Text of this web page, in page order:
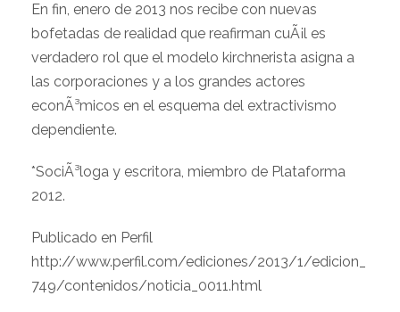
En fin, enero de 2013 nos recibe con nuevas
bofetadas de realidad que reafirman cuÃ¡l es
verdadero rol que el modelo kirchnerista asigna a
las corporaciones y a los grandes actores
econÃ³micos en el esquema del extractivismo
dependiente.
*SociÃ³loga y escritora, miembro de Plataforma
2012.
Publicado en Perfil
http://www.perfil.com/ediciones/2013/1/edicion_
749/contenidos/noticia_0011.html